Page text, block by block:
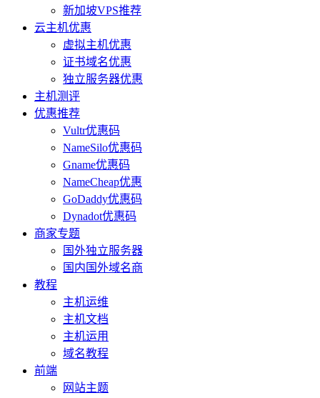
新加坡VPS推荐
云主机优惠
虚拟主机优惠
证书域名优惠
独立服务器优惠
主机测评
优惠推荐
Vultr优惠码
NameSilo优惠码
Gname优惠码
NameCheap优惠
GoDaddy优惠码
Dynadot优惠码
商家专题
国外独立服务器
国内国外域名商
教程
主机运维
主机文档
主机运用
域名教程
前端
网站主题